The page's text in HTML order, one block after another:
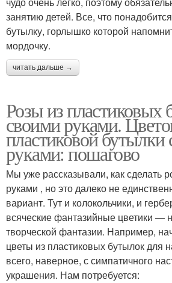
занятию детей. Все, что
бутылку, горлышко которой
мордочку.
читать дальше →
Розы из пластиковых
своими руками.
пластиковой бутылки
руками: пошагово
Мы уже рассказывали, как сделать
руками , но это далеко не
вариант. Тут и колокольчики, и
всяческие фантазийные цветики —
творческой фантазии. Например,
цветы из пластиковых бутылок
всего, наверное, с симпатичного
украшения. Нам потребуется: